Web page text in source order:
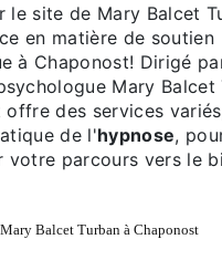
le site de Mary Balcet
en matière de soutien
à Chaponost! Dirigé
Mary Balcet
offre des services
de l'hypnose,
votre parcours vers le
Balcet Turban à Chaponost